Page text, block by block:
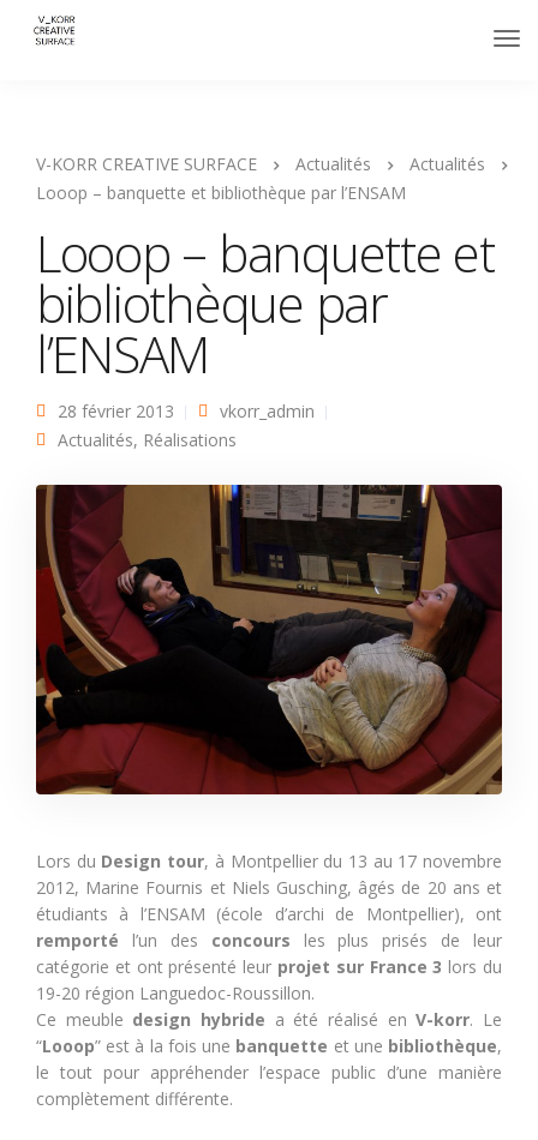
V-KORR CREATIVE SURFACE Actualités
Actualités
Looop – banquette et bibliothèque par l’ENSAM
Looop – banquette et
bibliothèque par
l’ENSAM
28 février 2013
vkorr_admin
Actualités, Réalisations
Lors du Design tour, à Montpellier du 13 au 17 novembre
2012, Marine Fournis et Niels Gusching, âgés de 20 ans et
étudiants à l’ENSAM (école d’archi de Montpellier), ont
remporté l’un des concours les plus prisés de leur
catégorie et ont présenté leur projet sur France 3 lors du
19-20 région Languedoc-Roussillon.
Ce meuble design hybride a été réalisé en V-korr. Le
“Looop” est à la fois une banquette et une bibliothèque,
le tout pour appréhender l’espace public d’une manière
complètement différente.